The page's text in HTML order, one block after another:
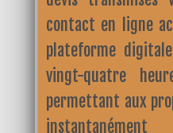
contact en ligne
plateforme
vingt-quatre
permettant aux